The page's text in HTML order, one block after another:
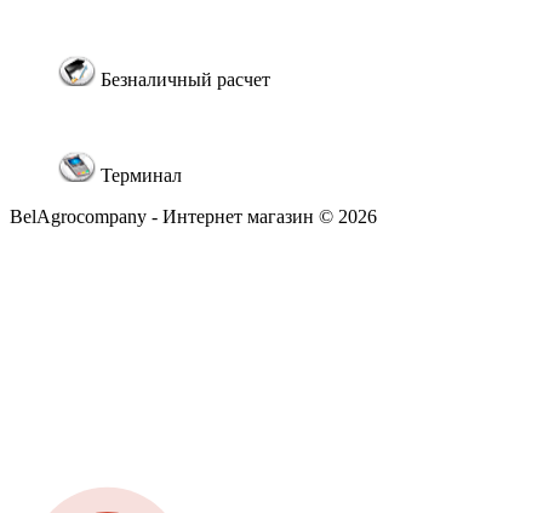
Безналичный расчет
Терминал
BelAgrocompany - Интернет магазин © 2026